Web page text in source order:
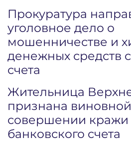
Прокуратура
уголовное дело о
мошенничестве и
денежных средств
счета
Жительница
признана
совершении кражи
банковского счета